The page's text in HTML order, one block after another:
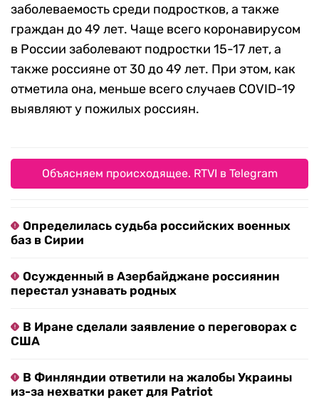
заболеваемость среди подростков, а также
граждан до 49 лет. Чаще всего коронавирусом
в России заболевают подростки 15-17 лет, а
также россияне от 30 до 49 лет. При этом, как
отметила она, меньше всего случаев COVID-19
выявляют у пожилых россиян.
Объясняем происходящее. RTVI в Telegram
Определилась судьба российских военных
баз в Сирии
Осужденный в Азербайджане россиянин
перестал узнавать родных
В Иране сделали заявление о переговорах с
США
В Финляндии ответили на жалобы Украины
из-за нехватки ракет для Patriot